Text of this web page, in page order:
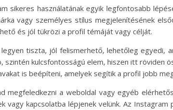
sikeres használatának egyik legfontosabb
vagy személyes stílus megjelenítésének
és jól tükrözi a profil témáját vagy célját.
tiszta, jól felismerhető, lehetőleg egyedi,
szintén kulcsfontosságú elem, hiszen itt röviden
is beépíteni, amelyek segítik a profil jobb
megfeledkezni a weboldal vagy egyéb
vagy kapcsolatba lépjenek velünk. Az